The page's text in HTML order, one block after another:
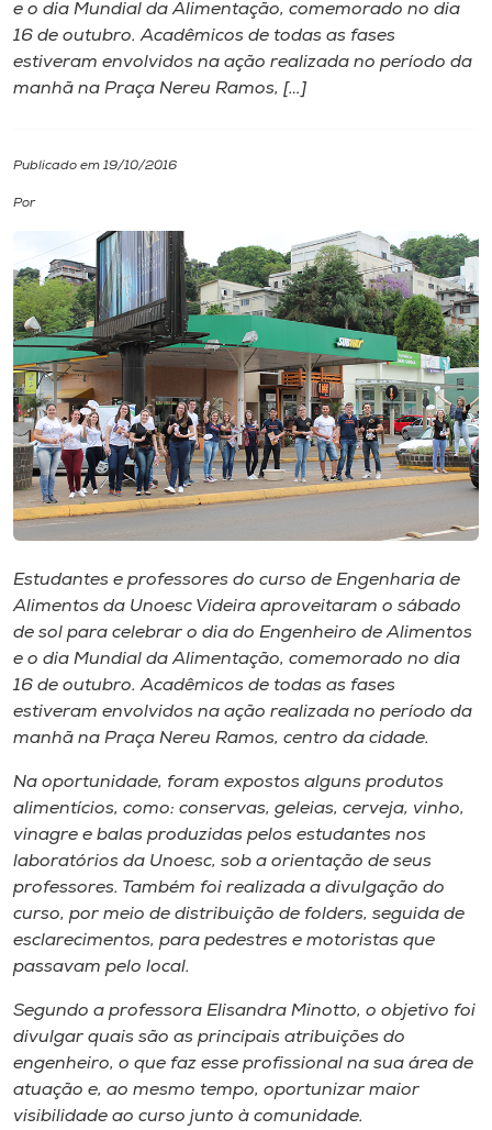
I.nova
Cultura
Biblioteca
Editora
Rádio
Museu
Store
o idioma
A+
A-
e o dia Mundial da Alimentação, comemorado no dia
16 de outubro. Acadêmicos de todas as fases
estiveram envolvidos na ação realizada no período da
manhã na Praça Nereu Ramos, […]
Publicado em 19/10/2016
Por
Estudantes e professores do curso de Engenharia de
Alimentos da Unoesc Videira aproveitaram o sábado
de sol para celebrar o dia do Engenheiro de Alimentos
e o dia Mundial da Alimentação, comemorado no dia
16 de outubro. Acadêmicos de todas as fases
estiveram envolvidos na ação realizada no período da
manhã na Praça Nereu Ramos, centro da cidade.
Na oportunidade, foram expostos alguns produtos
alimentícios, como: conservas, geleias, cerveja, vinho,
vinagre e balas produzidas pelos estudantes nos
laboratórios da Unoesc, sob a orientação de seus
professores. Também foi realizada a divulgação do
curso, por meio de distribuição de folders, seguida de
esclarecimentos, para pedestres e motoristas que
passavam pelo local.
Segundo a professora Elisandra Minotto, o objetivo foi
divulgar quais são as principais atribuições do
engenheiro, o que faz esse profissional na sua área de
atuação e, ao mesmo tempo, oportunizar maior
visibilidade ao curso junto à comunidade.